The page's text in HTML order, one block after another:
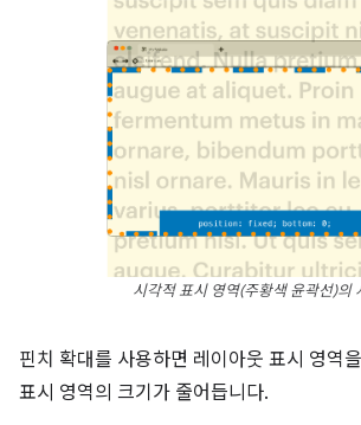
시각적 표시 영역(주황색 윤곽선)의
핀치 확대를 사용하면 레이아웃 표시 영역
표시 영역의 크기가 줄어듭니다.